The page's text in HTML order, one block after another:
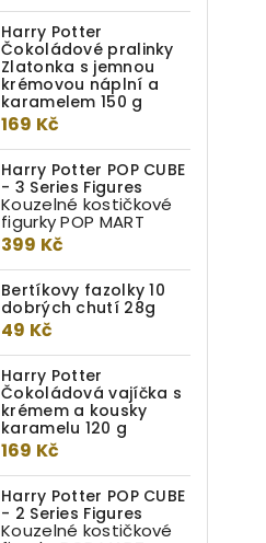
Harry Potter
Čokoládové pralinky
Zlatonka s jemnou
krémovou náplní a
karamelem 150 g
169 Kč
Harry Potter POP CUBE
- 3 Series Figures
Kouzelné kostičkové
figurky POP MART
399 Kč
Bertíkovy fazolky 10
dobrých chutí 28g
49 Kč
Harry Potter
Čokoládová vajíčka s
krémem a kousky
karamelu 120 g
169 Kč
Harry Potter POP CUBE
- 2 Series Figures
Kouzelné kostičkové